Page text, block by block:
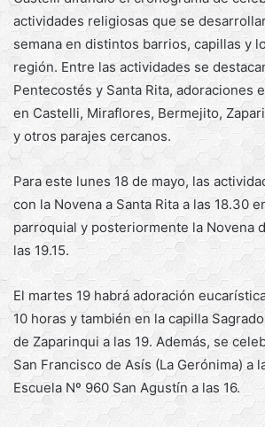
actividades religiosas que se
semana en distintos barrios, capillas y
región. Entre las actividades se
Pentecostés y Santa Rita, adoraciones
en Castelli, Miraflores, Bermejito,
y otros parajes cercanos.
Para este lunes 18 de mayo, las
con la Novena a Santa Rita a las 18.30
parroquial y posteriormente la Novena
las 19.15.
El martes 19 habrá adoración
10 horas y también en la capilla
de Zaparinqui a las 19. Además, se
San Francisco de Asís (La Gerónima) a
Escuela Nº 960 San Agustín a las 16.